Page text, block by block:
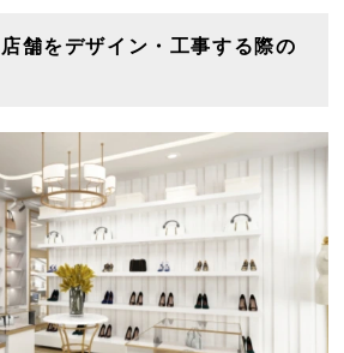
舗をデザイン・工事する際の